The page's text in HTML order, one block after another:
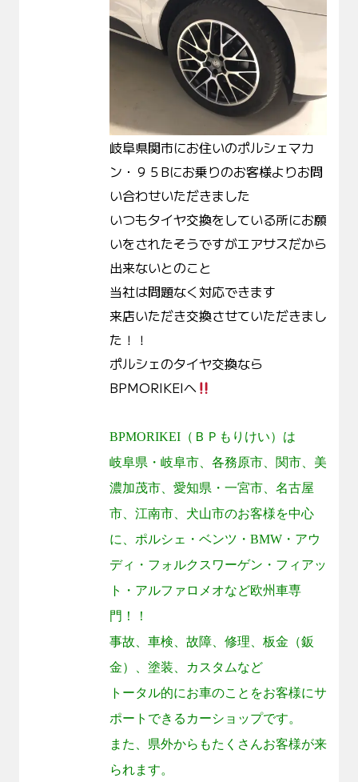
岐阜県関市にお住いのポルシェマカ
ン・９５Bにお乗りのお客様よりお問
い合わせいただきました
いつもタイヤ交換をしている所にお願
いをされたそうですがエアサスだから
出来ないとのこと
当社は問題なく対応できます
来店いただき交換させていただきまし
た！！
ポルシェのタイヤ交換なら
BPMORIKEIへ
BPMORIKEI （ＢＰもりけい）は
岐阜県・岐阜市、各務原市、関市、美
濃加茂市、愛知県・一宮市、名古屋
市、江南市、犬山市のお客様を中心
に、ポルシェ・ベンツ・ BMW ・アウ
ディ・フォルクスワーゲン・フィアッ
ト・アルファロメオなど欧州車専
門！！
事故、車検、故障、修理、板金（鈑
金）、塗装、カスタムなど
トータル的にお車のことをお客様にサ
ポートできるカーショップです。
また、県外からもたくさんお客様が来
られます。